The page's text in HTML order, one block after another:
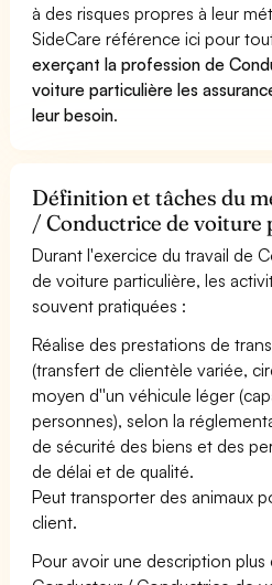
à des risques propres à leur
SideCare référence ici pour
exerçant la profession de
voiture particulière les
leur besoin.
Définition et tâches du
/ Conductrice de voiture
Durant l'exercice du travail de
de voiture particulière, les
souvent pratiquées :
Réalise des prestations de
(transfert de clientèle variée,
moyen d''un véhicule léger
personnes), selon la
de sécurité des biens et des
de délai et de qualité.
Peut transporter des animaux
client.
Pour avoir une description